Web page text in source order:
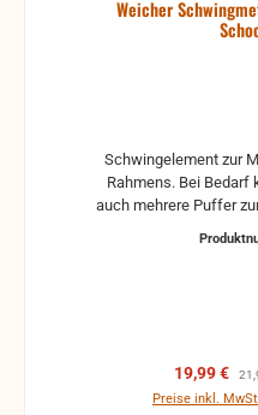
Weicher
Schwingelement zur
Rahmens. Bei Bedarf können selbstverständlich
auch mehrere Puffer
19,99 €
Preise inkl.